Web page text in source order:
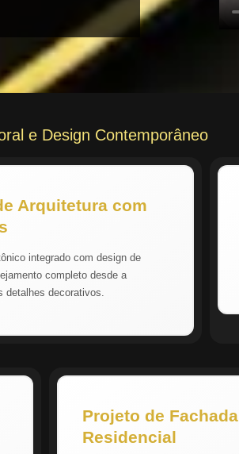
e Design Contemporâneo
Arquitetura com
integrado com design de
completo desde a
detalhes decorativos.
Projeto de Fachada
Residencial